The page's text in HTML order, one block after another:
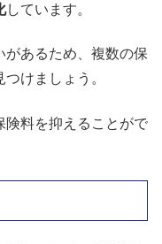
しています。
あるため、複数の保
けましょう。
険料を抑えることがで